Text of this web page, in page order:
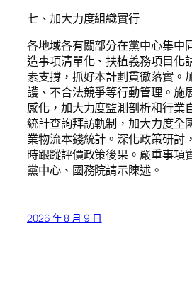
七、加大力度組織實行
各地域各有關部分在黨中心集中
造事項清單化、扶植義務項目化
素支撐，抓好本計劃貫徹落實。
護、不合法競爭等行動管理。施
感化，加大力度監測剖析和行業
統計查詢拜訪軌制，加大力度全
業物流本錢統計。深化政策研討
時跟蹤評價政策後果。嚴重事項
黨中心、國務院請示陳述。
2026 年 8 月 9 日